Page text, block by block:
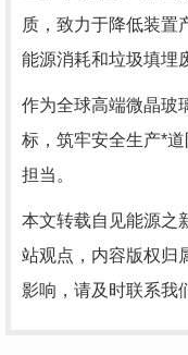
质，致力于降低装置
能源消耗和垃圾填埋
作为全球高端微晶玻
标，筑牢安全生产*
担当。
本文转载自见能源之
站观点，内容版权归
影响，请及时联系我